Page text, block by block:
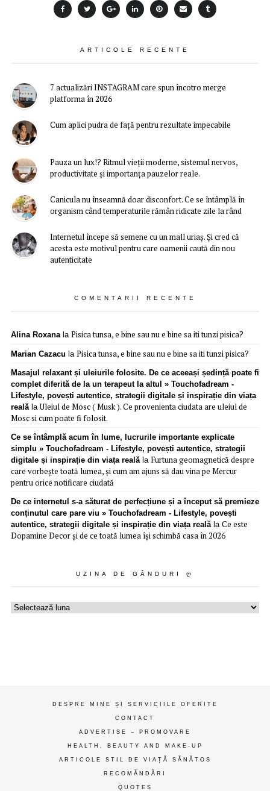
ARTICOLE RECENTE
7 actualizări INSTAGRAM care spun încotro merge
platforma în 2026
Cum aplici pudra de față pentru rezultate impecabile
Pauza un lux!? Ritmul vieții moderne, sistemul nervos,
productivitate și importanța pauzelor reale.
Canicula nu înseamnă doar disconfort. Ce se întâmplă în
organism când temperaturile rămân ridicate zile la rând
Internetul începe să semene cu un mall uriaș. Și cred că
acesta este motivul pentru care oamenii caută din nou
autenticitate
COMENTARII RECENTE
Alina Roxanala Pisica tunsa, e bine sau nu e bine sa iti tunzi pisica?
Marian Cazacu la Pisica tunsa, e bine sau nu e bine sa iti tunzi pisica?
Masajul relaxant și uleiurile folosite. De ce aceeași ședință poate fi
complet diferită de la un terapeut la altul » Touchofadream -
Lifestyle, povești autentice, strategii digitale și inspirație din viața
realălaUleiul de Mosc ( Musk ). Ce provenienta ciudata are uleiul de
Mosc si cum poate fi folosit.
Ce se întâmplă acum în lume, lucrurile importante explicate
simplu » Touchofadream - Lifestyle, povești autentice, strategii
digitale și inspirație din viața realăla Furtuna geomagnetică despre
care vorbește toată lumea, și cum am ajuns să dau vina pe Mercur
pentru orice notificare ciudată
De ce internetul s-a săturat de perfecțiune și a început să premieze
conținutul care pare viu » Touchofadream - Lifestyle, povești
autentice, strategii digitale și inspirație din viața realăla Ce este
Dopamine Decor și de ce toată lumea își schimbă casa în 2026
UZINA DE GÂNDURI Ღ
Uzina
DESPRE MINE ȘI SERVICIILE OFERITE
CONTACT
ADVERTISE – PROMOVARE
HEALTH, BEAUTY AND MAKE-UP
ARTICOLE STIL DE VIAȚĂ SĂNĂTOS
RECOMĂNDĂRI
QUOTES